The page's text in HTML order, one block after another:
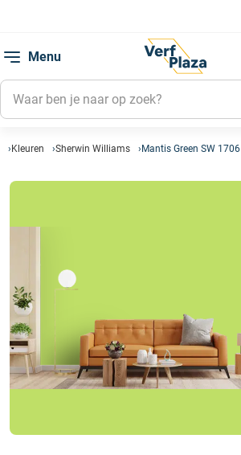
Menu
Kleuren Sherwin Williams Mantis Green SW 1706